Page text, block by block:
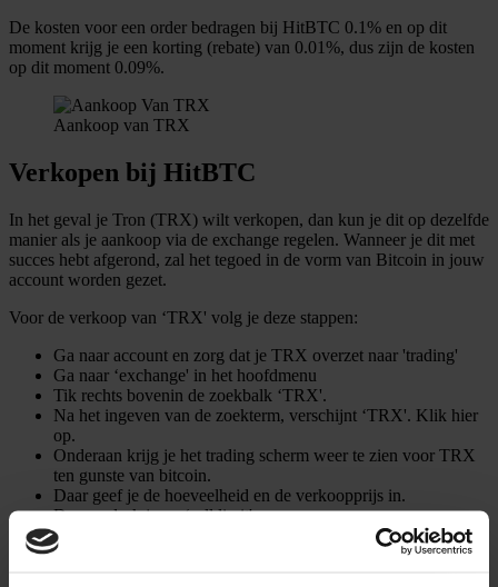
De kosten voor een order bedragen bij HitBTC 0.1% en op dit
moment krijg je een korting (rebate) van 0.01%, dus zijn de kosten
op dit moment 0.09%.
Aankoop van TRX
Verkopen bij HitBTC
In het geval je Tron (TRX) wilt verkopen, dan kun je dit op dezelfde
manier als je aankoop via de exchange regelen. Wanneer je dit met
succes hebt afgerond, zal het tegoed in de vorm van Bitcoin in jouw
account worden gezet.
Voor de verkoop van ‘TRX' volg je deze stappen:
Ga naar account en zorg dat je TRX overzet naar 'trading'
Ga naar ‘exchange' in het hoofdmenu
Tik rechts bovenin de zoekbalk ‘TRX'.
Na het ingeven van de zoekterm, verschijnt ‘TRX'. Klik hier
op.
Onderaan krijg je het trading scherm weer te zien voor TRX
ten gunste van bitcoin.
Daar geef je de hoeveelheid en de verkoopprijs in.
Daarna druk je op ‘sell limit'
Je order verschijnt in het orderboek, of zal afhankelijk van de
limiet direct worden uitgevoerd.